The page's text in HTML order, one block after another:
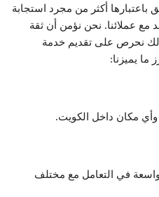
أكثر من مجرد استجابة
مع عملائنا. نحن نؤمن أن ثقة
نحرص على تقديم خدمة
ما يميزنا:
مكان داخل الكويت.
في التعامل مع مختلف